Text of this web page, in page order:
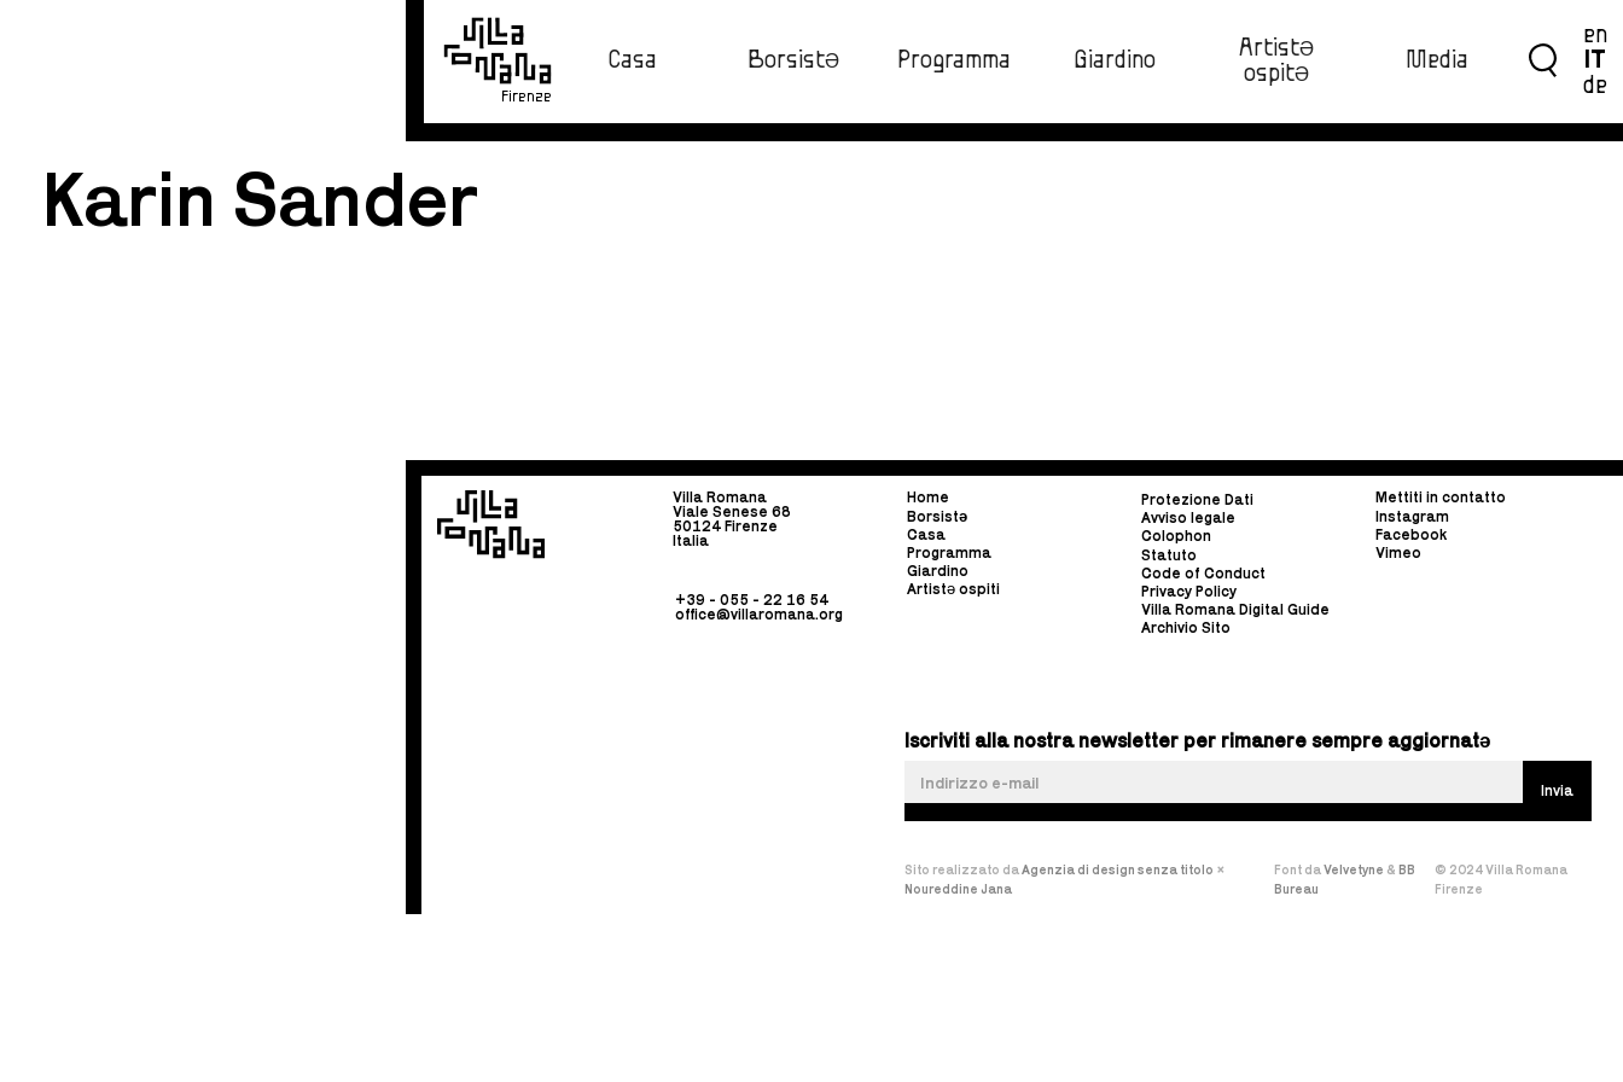
Firenze
Casa BorsistƏ Programma Giardino
ArtistƏ
ospitƏ‍
Media
en
IT
de
Karin Sander
Villa Romana
Viale Senese 68
50124 Firenze
Italia
+39 - 055 - 22 16 54
office@villaromana.org
Home
Borsistə
Casa
Programma
Giardino
Artistə ospiti
Protezione Dati
Avviso legale
Colophon
Statuto
Code of Conduct
Privacy Policy
Villa Romana Digital Guide
Archivio Sito
Mettiti in contatto
Instagram
Facebook
Vimeo
Iscriviti alla nostra newsletter per rimanere sempre aggiornatə
Sito realizzato daAgenzia di design senza titolo ×
Noureddine Jana
Font daVelvetyne & BB
Bureau
© 2024 Villa Romana
Firenze